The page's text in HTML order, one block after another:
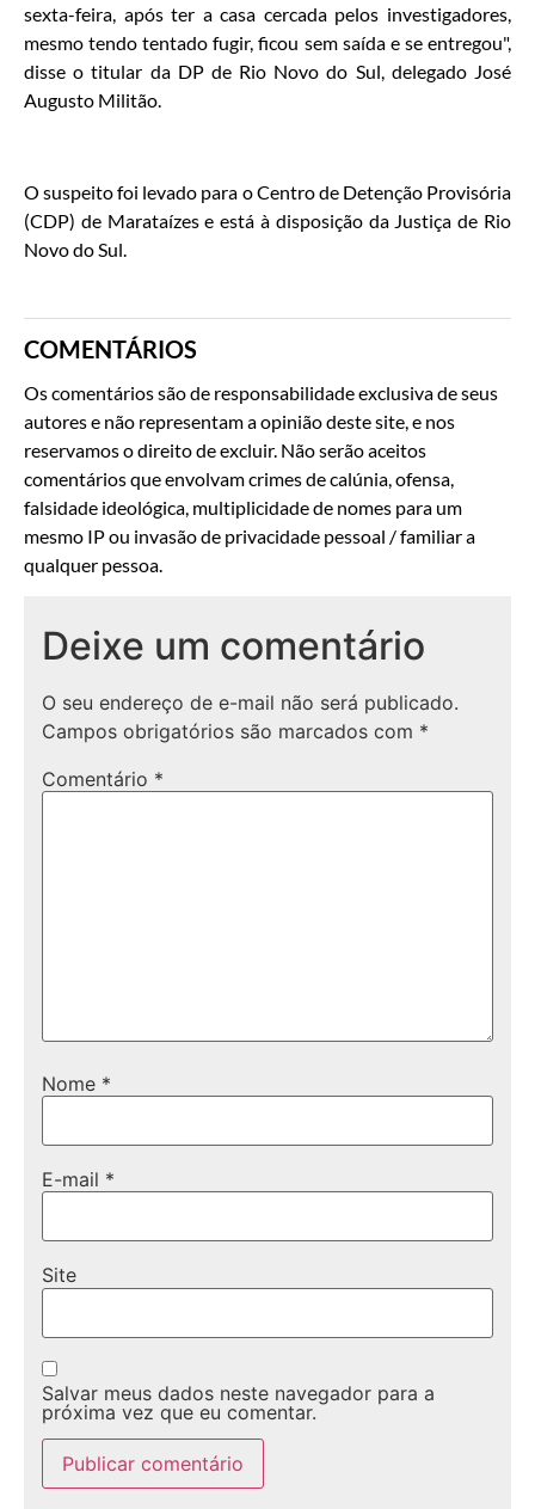
sexta-feira, após ter a casa cercada pelos investigadores,
mesmo tendo tentado fugir, ficou sem saída e se entregou",
disse o titular da DP de Rio Novo do Sul, delegado José
Augusto Militão.
O suspeito foi levado para o Centro de Detenção Provisória
(CDP) de Marataízes e está à disposição da Justiça de Rio
Novo do Sul.
COMENTÁRIOS
Os comentários são de responsabilidade exclusiva de seus
autores e não representam a opinião deste site, e nos
reservamos o direito de excluir. Não serão aceitos
comentários que envolvam crimes de calúnia, ofensa,
falsidade ideológica, multiplicidade de nomes para um
mesmo IP ou invasão de privacidade pessoal / familiar a
qualquer pessoa.
Deixe um comentário
O seu endereço de e-mail não será publicado.
Campos obrigatórios são marcados com *
Comentário *
Nome *
E-mail *
Site
Salvar meus dados neste navegador para a
próxima vez que eu comentar.